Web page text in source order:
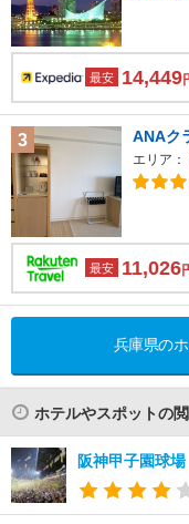
最安 14,449
3 ANAク
エリア：
最安 11,026
兵庫県の
ホテルやスポットの
阪神甲子園球場